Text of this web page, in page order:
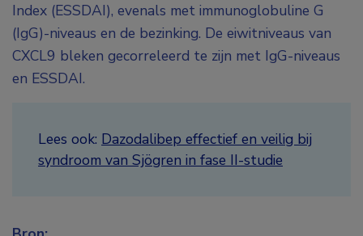
Index (ESSDAI), evenals met immunoglobuline G
(IgG)-niveaus en de bezinking. De eiwitniveaus van
CXCL9 bleken gecorreleerd te zijn met IgG-niveaus
en ESSDAI.
Lees ook: Dazodalibep effectief en veilig bij
syndroom van Sjögren in fase II-studie